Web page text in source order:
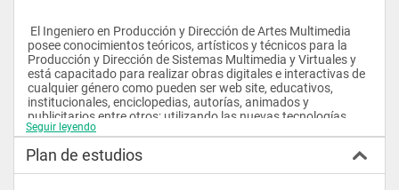
posee conocimientos teóricos, artísticos y técnicos para la
Producción y Dirección de Sistemas Multimedia y Virtuales y
está capacitado para realizar obras digitales e interactivas de
cualquier género como pueden ser web site, educativos,
institucionales, enciclopedias, autorías, animados y
publicitarios entre otros; utilizando las nuevas tecnologías
digitales en función de las diferentes especializaciones como
animación, efectos digitales, edición de video y audio;
contribuyendo al desarrollo social sustentable de nuestro país,
Seguir leyendo
Plan de estudios